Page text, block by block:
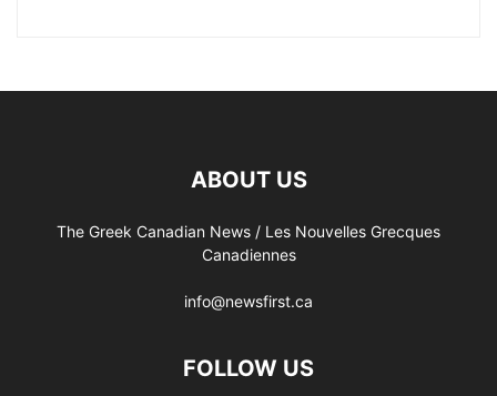
ABOUT US
The Greek Canadian News / Les Nouvelles Grecques
Canadiennes
info@newsfirst.ca
FOLLOW US